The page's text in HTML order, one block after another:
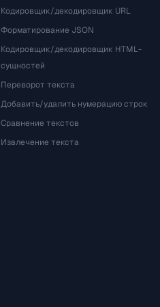
Кодировщик/декодировщик URL
Форматирование JSON
Кодировщик/декодировщик HTML-
сущностей
Переворот текста
Добавить/удалить нумерацию строк
Сравнение текстов
Извлечение текста